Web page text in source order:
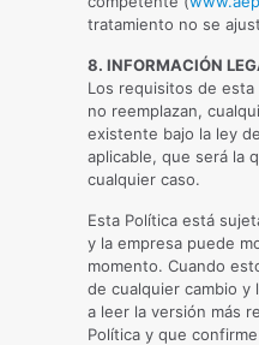
tratamiento no se
8. INFORMACIÓN
Los requisitos de
no reemplazan,
existente bajo la ley
aplicable, que será la
cualquier caso.
Esta Política está
y la empresa puede
momento. Cuando
de cualquier cambio y
a leer la versión más
Política y que